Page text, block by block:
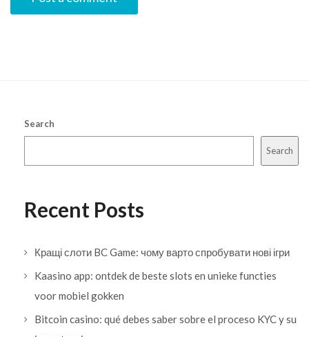
Search
Search
Recent Posts
Кращі слоти BC Game: чому варто спробувати нові ігри
Kaasino app: ontdek de beste slots en unieke functies
voor mobiel gokken
Bitcoin casino: qué debes saber sobre el proceso KYC y su